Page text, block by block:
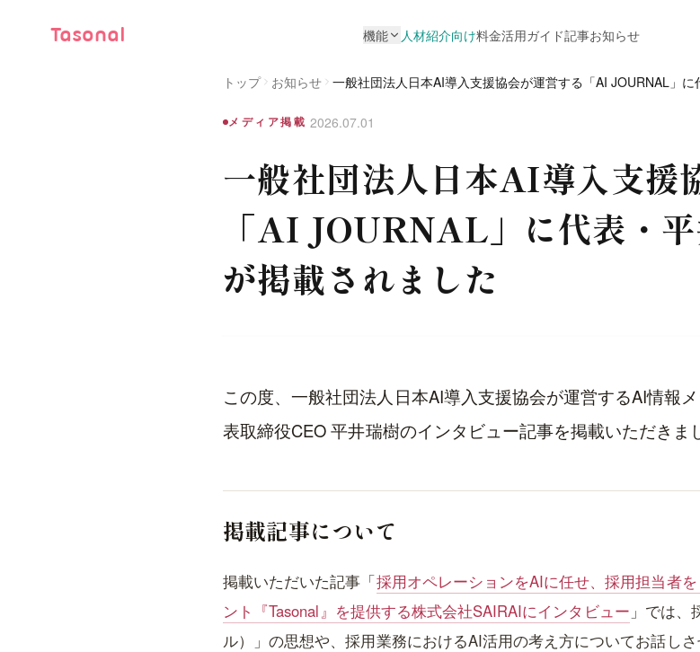
Tasonal 機能 人材紹介向け料金活用ガイド記事お知らせ
トップ お知らせ 一般社団法人日本AI導入支援協会が運営する「AI JOURNAL」
メディア掲載 2026.07.01
一般社団法人日本AI導入支援
「AI JOURNAL」に代表・
が掲載されました
この度、一般社団法人日本AI導入支援協会が運営するAI情報
表取締役CEO 平井瑞樹のインタビュー記事を掲載いただきま
掲載記事について
掲載いただいた記事「採用オペレーションをAIに任せ、採用担当者
ント『Tasonal』を提供する株式会社SAIRAIにインタビュー 」では、
ル）」の思想や、採用業務におけるAI活用の考え方についてお話しさ